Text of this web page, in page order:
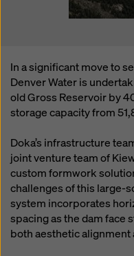
In a significant move to
Denver Water is
old Gross Reservoir by
storage capacity from
Doka’s infrastructure
joint venture team of
custom formwork
challenges of this large-
system incorporates
spacing as the dam face
both aesthetic